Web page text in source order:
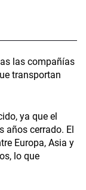
las compañías
transportan
ya que el
años cerrado. El
Europa, Asia y
lo que